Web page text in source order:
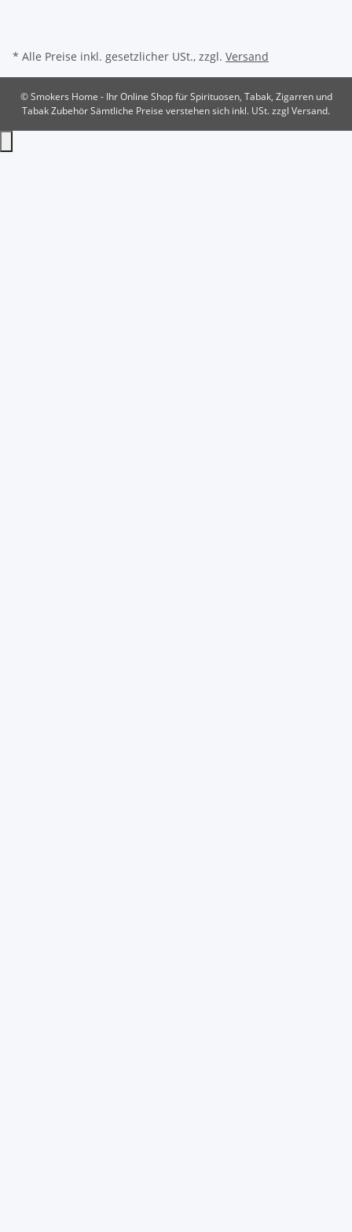
* Alle Preise inkl. gesetzlicher USt., zzgl. Versand
© Smokers Home - Ihr Online Shop für Spirituosen, Tabak, Zigarren und
Tabak ZubehörSämtliche Preise verstehen sich inkl. USt. zzgl Versand.